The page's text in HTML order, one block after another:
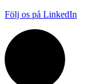
Följ os på LinkedIn